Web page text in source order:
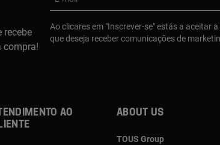
recebe
compra!
Ao clicares em "Inscrever-se" estás a aceitar a
que deseja receber comunicações de
ao
About us
TOUS Group